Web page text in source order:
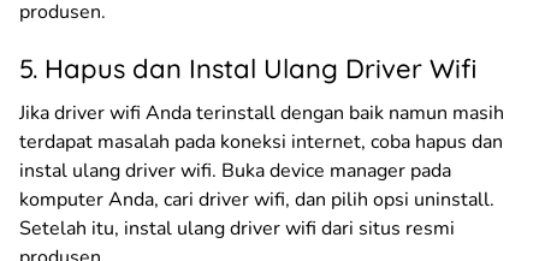
produsen.
5. Hapus dan Instal Ulang Driver Wifi
Jika driver wifi Anda terinstall dengan baik namun masih
terdapat masalah pada koneksi internet, coba hapus dan
instal ulang driver wifi. Buka device manager pada
komputer Anda, cari driver wifi, dan pilih opsi uninstall.
Setelah itu, instal ulang driver wifi dari situs resmi